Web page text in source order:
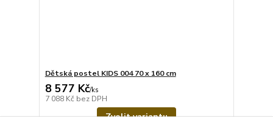
Dětská postel KIDS 004 70 x 160 cm
8 577 Kč/ks
7 088 Kč bez DPH